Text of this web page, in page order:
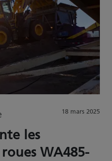
18 mars 2025
les
WA485-